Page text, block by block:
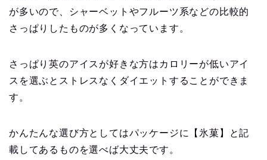
が多いので、シャーベットやフルーツ系などの比較的
さっぱりしたものが多くなっています。
さっぱり英のアイスが好きな方はカロリーが低いアイ
スを選ぶとストレスなくダイエットすることができま
す。
かんたんな選び方としてはパッケージに【氷菓】と記
載してあるものを選べば大丈夫です。